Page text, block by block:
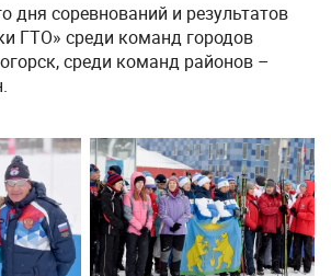
дня соревнований и результатов
ГТО» среди команд городов
среди команд районов –